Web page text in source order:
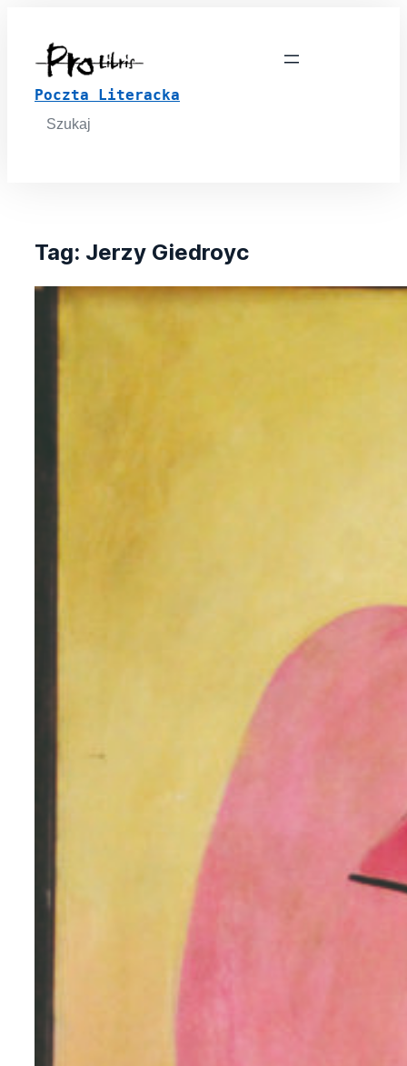
Poczta Literacka
Search
for:
Tag: Jerzy Giedroyc